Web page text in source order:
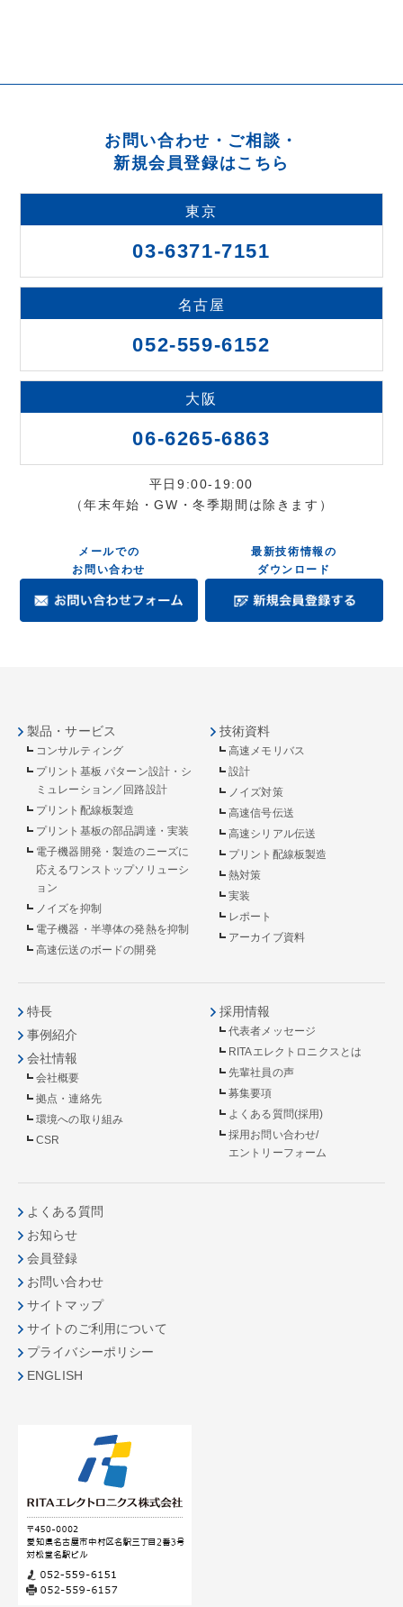
お問い合わせ・ご相談・
新規会員登録はこちら
東京
03-6371-7151
名古屋
052-559-6152
大阪
06-6265-6863
平日9:00-19:00
（年末年始・GW・冬季期間は除きます）
メールでの
お問い合わせ
最新技術情報の
ダウンロード
製品・サービス
コンサルティング
プリント基板 パターン設計・シ
ミュレーション／回路設計
プリント配線板製造
プリント基板の部品調達・実装
電子機器開発・製造のニーズに
応えるワンストップソリューシ
ョン
ノイズを抑制
電子機器・半導体の発熱を抑制
高速伝送のボードの開発
技術資料
高速メモリバス
設計
ノイズ対策
高速信号伝送
高速シリアル伝送
プリント配線板製造
熱対策
実装
レポート
アーカイブ資料
特長
事例紹介
会社情報
会社概要
拠点・連絡先
環境への取り組み
CSR
採用情報
代表者メッセージ
RITAエレクトロニクスとは
先輩社員の声
募集要項
よくある質問(採用)
採用お問い合わせ/
エントリーフォーム
よくある質問
お知らせ
会員登録
お問い合わせ
サイトマップ
サイトのご利用について
プライバシーポリシー
ENGLISH